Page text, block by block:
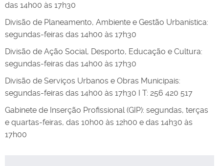
das 14h00 às 17h30
Divisão de Planeamento, Ambiente e Gestão Urbanística:
segundas-feiras das 14h00 às 17h30
Divisão de Ação Social, Desporto, Educação e Cultura:
segundas-feiras das 14h00 às 17h30
Divisão de Serviços Urbanos e Obras Municipais:
segundas-feiras das 14h00 às 17h30 I T: 256 420 517
Gabinete de Inserção Profissional (GIP): segundas, terças
e quartas-feiras, das 10h00 às 12h00 e das 14h30 às
17h00